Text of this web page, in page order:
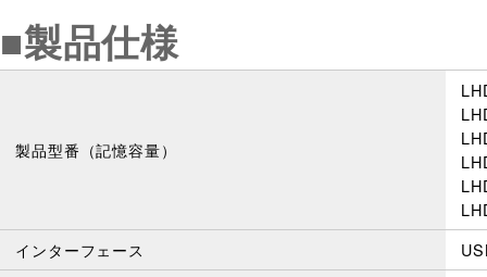
■製品仕様
製品型番（記憶容量）
インターフェース